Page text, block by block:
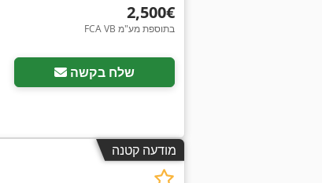
‏2,500 ‏€
FCA VB בתוספת מע"מ
שלח בקשה
מודעה קטנה